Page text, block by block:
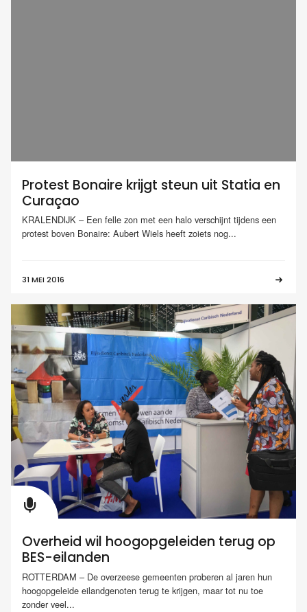
Protest Bonaire krijgt steun uit Statia en
Curaçao
KRALENDIJK – Een felle zon met een halo verschijnt tijdens een
protest boven Bonaire: Aubert Wiels heeft zoiets nog...
31 MEI 2016
Overheid wil hoogopgeleiden terug op
BES-eilanden
ROTTERDAM – De overzeese gemeenten proberen al jaren hun
hoogopgeleide eilandgenoten terug te krijgen, maar tot nu toe
zonder veel...